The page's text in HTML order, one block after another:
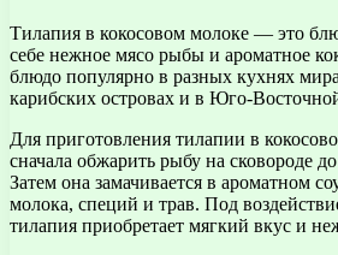
Тилапия в кокосовом молоке — это
себе нежное мясо рыбы и ароматное
блюдо популярно в разных кухнях
карибских островах и в Юго-
Для приготовления тилапии в
сначала обжарить рыбу на сковороде
Затем она замачивается в ароматном
молока, специй и трав. Под
тилапия приобретает мягкий вкус и